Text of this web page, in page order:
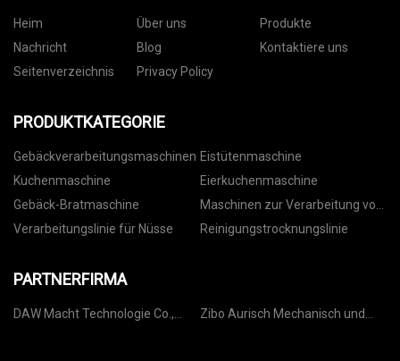
Heim Über uns
Produkte
Nachricht
Blog
Kontaktiere uns
Seitenverzeichnis
Privacy Policy
PRODUKTKATEGORIE
Gebäckverarbeitungsmaschinen Eistütenmaschine
Kuchenmaschine
Eierkuchenmaschine
Gebäck-Bratmaschine
Maschinen zur Verarbeitung von
Nüssen
Verarbeitungslinie für Nüsse Reinigungstrocknungslinie
PARTNERFIRMA
DAW Macht Technologie Co.,
Zibo Aurisch Mechanisch und